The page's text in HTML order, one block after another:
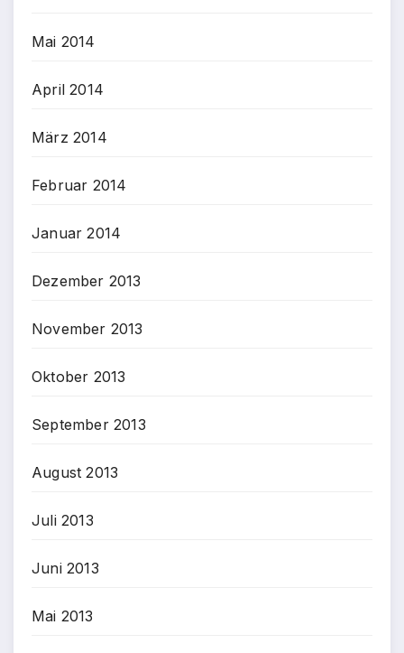
Mai 2014
April 2014
März 2014
Februar 2014
Januar 2014
Dezember 2013
November 2013
Oktober 2013
September 2013
August 2013
Juli 2013
Juni 2013
Mai 2013